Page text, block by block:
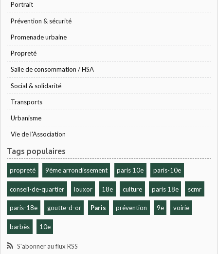
Portrait
Prévention & sécurité
Promenade urbaine
Propreté
Salle de consommation / HSA
Social & solidarité
Transports
Urbanisme
Vie de l'Association
Tags populaires
propreté 9ème arrondissement paris 10e paris-10e
conseil-de-quartier louxor 18e culture paris 18e scmr
paris-18e goutte-d-or Paris prévention 9e voirie
barbès 10e
S'abonner au flux RSS